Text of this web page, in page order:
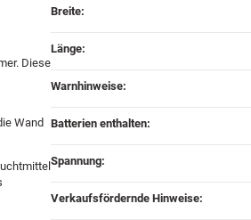
Diese
Wand
Breite‍:
Länge‍:
Warnhinweise‍:
Batterien enthalten‍:
Spannung‍:
Verkaufsfördernde Hinweise‍: